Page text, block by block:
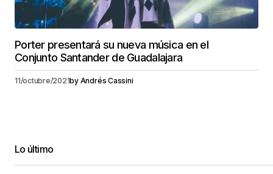
Porter presentará su nueva música en el
Conjunto Santander de Guadalajara
11/octubre/2021by Andrés Cassini
Lo último